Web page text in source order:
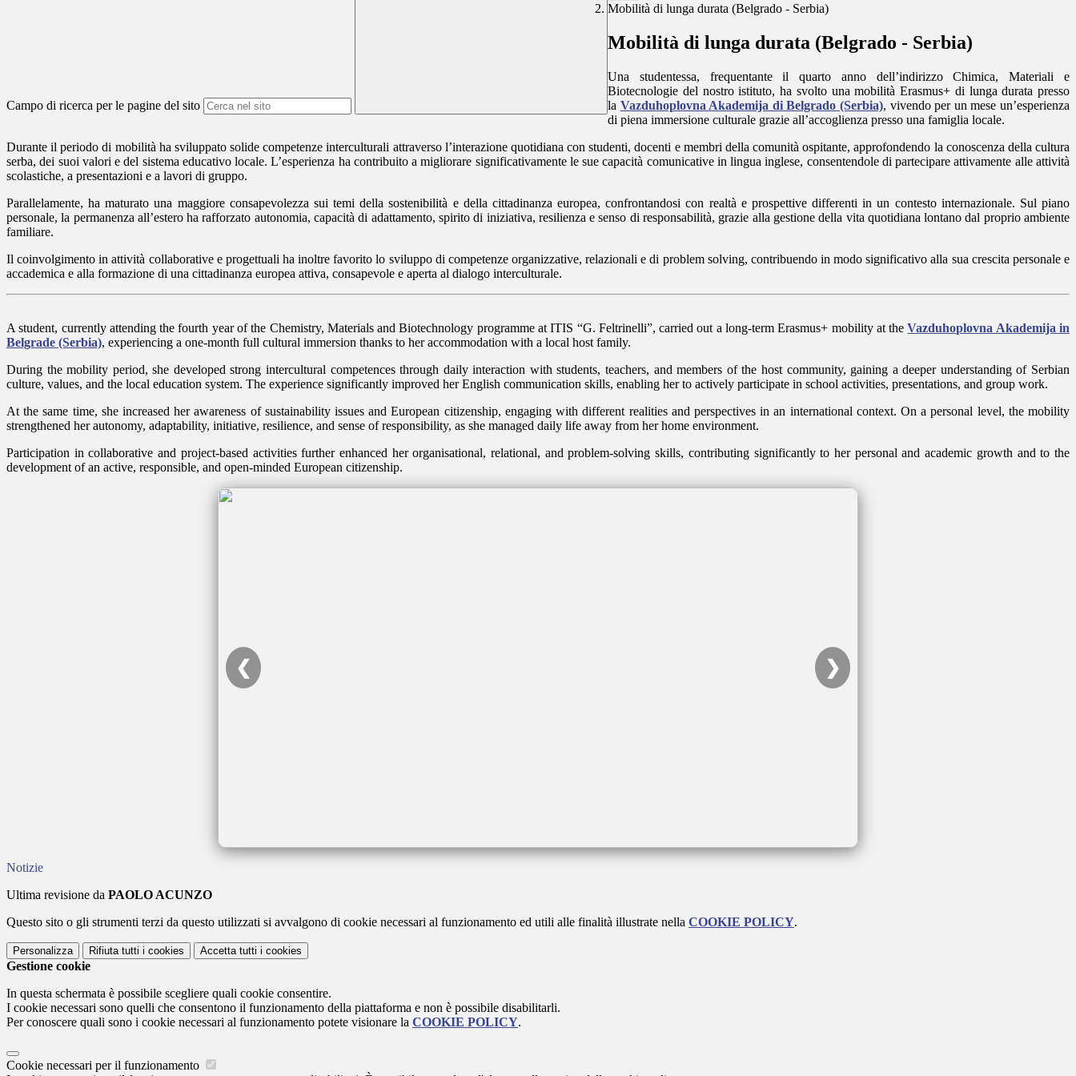
Campo di ricerca per le pagine del sito
Mobilità di lunga durata (Belgrado - Serbia)
Mobilità di lunga durata (Belgrado - Serbia)
Una studentessa, frequentante il quarto anno dell’indirizzo Chimica, Materiali e
Biotecnologie del nostro istituto, ha svolto una mobilità Erasmus+ di lunga durata presso
la Vazduhoplovna Akademija di Belgrado (Serbia), vivendo per un mese un’esperienza
di piena immersione culturale grazie all’accoglienza presso una famiglia locale.
Durante il periodo di mobilità ha sviluppato solide competenze interculturali attraverso l’interazione quotidiana con studenti, docenti e membri della comunità ospitante, approfondendo la conoscenza della cultura
serba, dei suoi valori e del sistema educativo locale. L’esperienza ha contribuito a migliorare significativamente le sue capacità comunicative in lingua inglese, consentendole di partecipare attivamente alle attività
scolastiche, a presentazioni e a lavori di gruppo.
Parallelamente, ha maturato una maggiore consapevolezza sui temi della sostenibilità e della cittadinanza europea, confrontandosi con realtà e prospettive differenti in un contesto internazionale. Sul piano
personale, la permanenza all’estero ha rafforzato autonomia, capacità di adattamento, spirito di iniziativa, resilienza e senso di responsabilità, grazie alla gestione della vita quotidiana lontano dal proprio ambiente
familiare.
Il coinvolgimento in attività collaborative e progettuali ha inoltre favorito lo sviluppo di competenze organizzative, relazionali e di problem solving, contribuendo in modo significativo alla sua crescita personale e
accademica e alla formazione di una cittadinanza europea attiva, consapevole e aperta al dialogo interculturale.
A student, currently attending the fourth year of the Chemistry, Materials and Biotechnology programme at ITIS “G. Feltrinelli”, carried out a long-term Erasmus+ mobility at theVazduhoplovna Akademija in
Belgrade (Serbia), experiencing a one-month full cultural immersion thanks to her accommodation with a local host family.
During the mobility period, she developed strong intercultural competences through daily interaction with students, teachers, and members of the host community, gaining a deeper understanding of Serbian
culture, values, and the local education system. The experience significantly improved her English communication skills, enabling her to actively participate in school activities, presentations, and group work.
At the same time, she increased her awareness of sustainability issues and European citizenship, engaging with different realities and perspectives in an international context. On a personal level, the mobility
strengthened her autonomy, adaptability, initiative, resilience, and sense of responsibility, as she managed daily life away from her home environment.
Participation in collaborative and project-based activities further enhanced her organisational, relational, and problem-solving skills, contributing significantly to her personal and academic growth and to the
development of an active, responsible, and open-minded European citizenship.
❮ ❯
Notizie
Ultima revisione da PAOLO ACUNZO
Questo sito o gli strumenti terzi da questo utilizzati si avvalgono di cookie necessari al funzionamento ed utili alle finalità illustrate nella COOKIE POLICY.
Personalizza Rifiuta tutti i cookies Accetta tutti i cookies
Gestione cookie
In questa schermata è possibile scegliere quali cookie consentire.
I cookie necessari sono quelli che consentono il funzionamento della piattaforma e non è possibile disabilitarli.
Per conoscere quali sono i cookie necessari al funzionamento potete visionare la COOKIE POLICY.
Cookie necessari per il funzionamento